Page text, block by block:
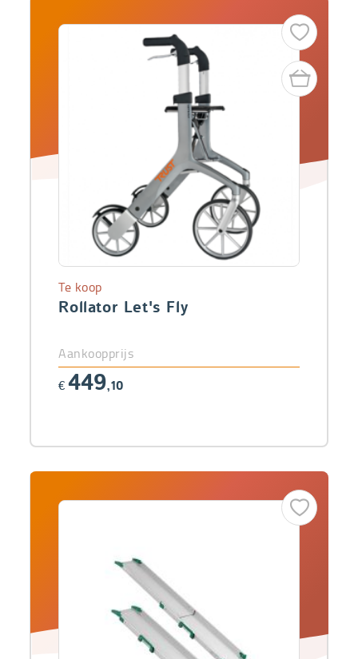
Rollator Let's Fly
Te koop
Aankoopprijs
€ 449,10